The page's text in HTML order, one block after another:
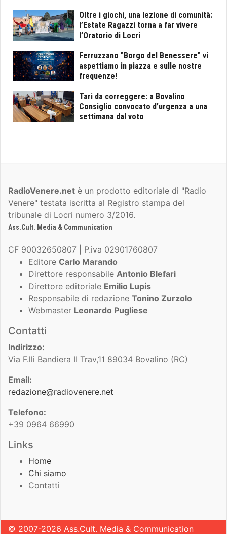
Oltre i giochi, una lezione di comunità:
l’Estate Ragazzi torna a far vivere
l’Oratorio di Locri
Ferruzzano "Borgo del Benessere" vi
aspettiamo in piazza e sulle nostre
frequenze!
Tari da correggere: a Bovalino
Consiglio convocato d’urgenza a una
settimana dal voto
RadioVenere.net è un prodotto editoriale di "Radio
Venere" testata iscritta al Registro stampa del
tribunale di Locri numero 3/2016.
Ass.Cult. Media & Communication
CF 90032650807 | P.iva 02901760807
Editore Carlo Marando
Direttore responsabile Antonio Blefari
Direttore editoriale Emilio Lupis
Responsabile di redazione Tonino Zurzolo
Webmaster Leonardo Pugliese
Contatti
Indirizzo:
Via F.lli Bandiera II Trav,11 89034 Bovalino (RC)
Email:
redazione@radiovenere.net
Telefono:
+39 0964 66990
Links
Home
Chi siamo
Contatti
© 2007-2026 Ass.Cult. Media & Communication